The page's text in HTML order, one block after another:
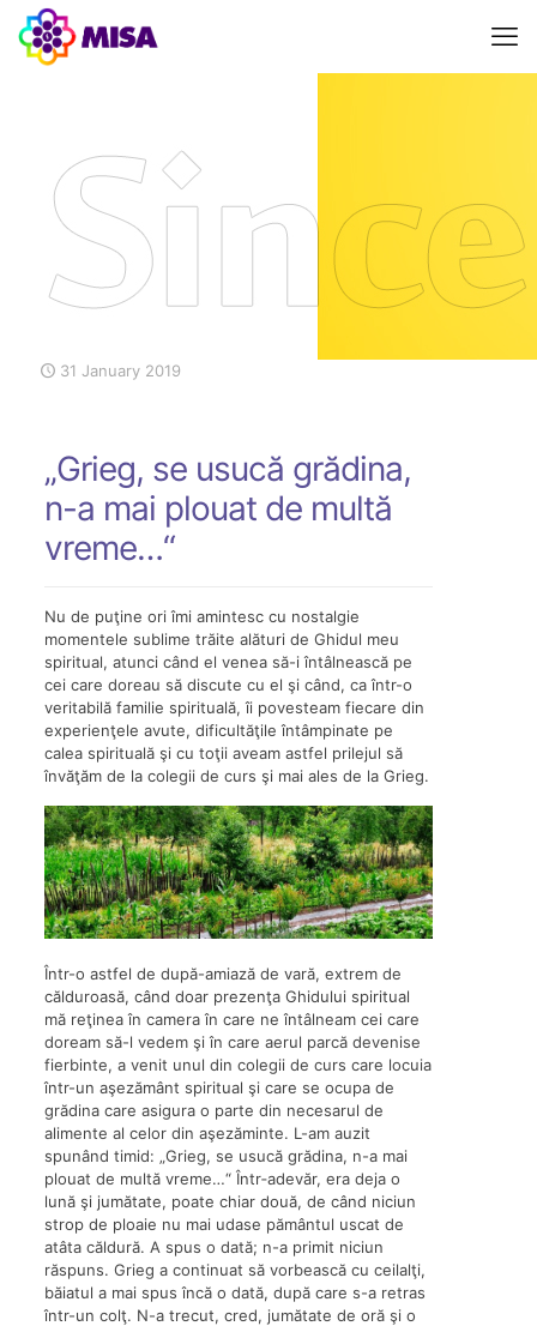
31 January 2019
„Grieg, se usucă grădina,
n-a mai plouat de multă
vreme…“
Nu de puţine ori îmi amintesc cu nostalgie
momentele sublime trăite alături de Ghidul meu
spiritual, atunci când el venea să-i întâlnească pe
cei care doreau să discute cu el şi când, ca într-o
veritabilă familie spirituală, îi povesteam fiecare din
experienţele avute, dificultăţile întâmpinate pe
calea spirituală şi cu toţii aveam astfel prilejul să
învăţăm de la colegii de curs şi mai ales de la Grieg.
Într-o astfel de după-amiază de vară, extrem de
călduroasă, când doar prezenţa Ghidului spiritual
mă reţinea în camera în care ne întâlneam cei care
doream să-l vedem şi în care aerul parcă devenise
fierbinte, a venit unul din colegii de curs care locuia
într-un aşezământ spiritual şi care se ocupa de
grădina care asigura o parte din necesarul de
alimente al celor din aşezăminte. L-am auzit
spunând timid: „Grieg, se usucă grădina, n-a mai
plouat de multă vreme…“ Într‑adevăr, era deja o
lună şi jumătate, poate chiar două, de când niciun
strop de ploaie nu mai udase pământul uscat de
atâta căldură. A spus o dată; n-a primit niciun
răspuns. Grieg a continuat să vorbească cu ceilalţi,
băiatul a mai spus încă o dată, după care s-a retras
într-un colţ. N-a trecut, cred, jumătate de oră şi o